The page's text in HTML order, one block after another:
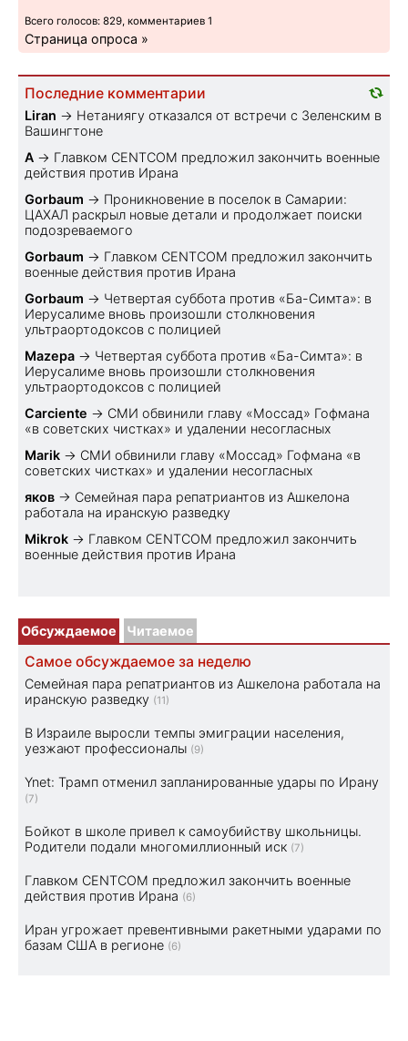
Всего голосов: 829, комментариев 1
Страница опроса »
Последние комментарии
Liran → Нетаниягу отказался от встречи с Зеленским в
Вашингтоне
A → Главком CENTCOM предложил закончить военные
действия против Ирана
Gorbaum → Проникновение в поселок в Самарии:
ЦАХАЛ раскрыл новые детали и продолжает поиски
подозреваемого
Gorbaum → Главком CENTCOM предложил закончить
военные действия против Ирана
Gorbaum → Четвертая суббота против «Ба-Симта»: в
Иерусалиме вновь произошли столкновения
ультраортодоксов с полицией
Mazepa → Четвертая суббота против «Ба-Симта»: в
Иерусалиме вновь произошли столкновения
ультраортодоксов с полицией
Carciente → СМИ обвинили главу «Моссад» Гофмана
«в советских чистках» и удалении несогласных
Marik → СМИ обвинили главу «Моссад» Гофмана «в
советских чистках» и удалении несогласных
яков → Семейная пара репатриантов из Ашкелона
работала на иранскую разведку
Mikrok → Главком CENTCOM предложил закончить
военные действия против Ирана
Обсуждаемое Читаемое
Самое обсуждаемое за неделю
Семейная пара репатриантов из Ашкелона работала на
иранскую разведку (11)
В Израиле выросли темпы эмиграции населения,
уезжают профессионалы (9)
Ynet: Трамп отменил запланированные удары по Ирану
(7)
Бойкот в школе привел к самоубийству школьницы.
Родители подали многомиллионный иск (7)
Главком CENTCOM предложил закончить военные
действия против Ирана (6)
Иран угрожает превентивными ракетными ударами по
базам США в регионе (6)